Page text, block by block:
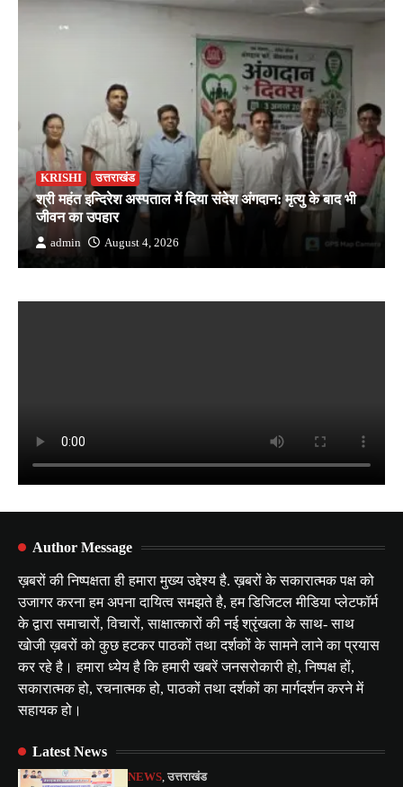
KRISHI उत्तराखंड
श्री महंत इन्दिरेश अस्पताल में दिया संदेश अंगदान: मृत्यु के बाद भी
जीवन का उपहार
admin August 4, 2026
Author Message
ख़बरों की निष्पक्षता ही हमारा मुख्य उद्देश्य है. ख़बरों के सकारात्मक पक्ष को
उजागर करना हम अपना दायित्व समझते है, हम डिजिटल मीडिया प्लेटफॉर्म
के द्वारा समाचारों, विचारों, साक्षात्कारों की नई श्रृंखला के साथ- साथ
खोजी ख़बरों को कुछ हटकर पाठकों तथा दर्शकों के सामने लाने का प्रयास
कर रहे है। हमारा ध्येय है कि हमारी खबरें जनसरोकारी हो, निष्पक्ष हों,
सकारात्मक हो, रचनात्मक हो, पाठकों तथा दर्शकों का मार्गदर्शन करने में
सहायक हो।
Latest News
NEWS ,उत्तराखंड